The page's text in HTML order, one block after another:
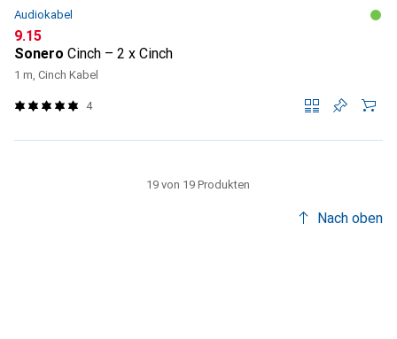
Audiokabel
CHF
9.15
Sonero Cinch – 2 x Cinch
1 m, Cinch Kabel
4
19 von 19 Produkten
Nach oben